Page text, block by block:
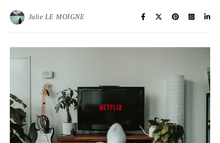
Julie LE MOIGNE